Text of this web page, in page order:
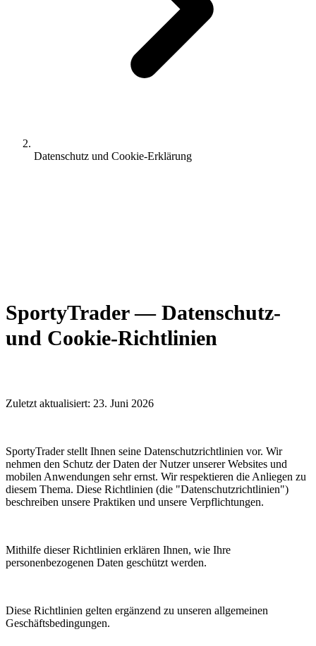
Datenschutz und Cookie-Erklärung
SportyTrader — Datenschutz-
und Cookie-Richtlinien
Zuletzt aktualisiert: 23. Juni 2026
SportyTrader stellt Ihnen seine Datenschutzrichtlinien vor. Wir
nehmen den Schutz der Daten der Nutzer unserer Websites und
mobilen Anwendungen sehr ernst. Wir respektieren die Anliegen zu
diesem Thema. Diese Richtlinien (die "Datenschutzrichtlinien")
beschreiben unsere Praktiken und unsere Verpflichtungen.
Mithilfe dieser Richtlinien erklären Ihnen, wie Ihre
personenbezogenen Daten geschützt werden.
Diese Richtlinien gelten ergänzend zu unseren allgemeinen
Geschäftsbedingungen.